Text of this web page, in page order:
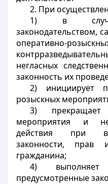
2. При
1) в
законодательством,
оперативно-
негласных
законность их
2) инициирует
розыскных
3) прекращает
мероприятия и
действия при
законности,
гражданина;
4)
предусмотренные